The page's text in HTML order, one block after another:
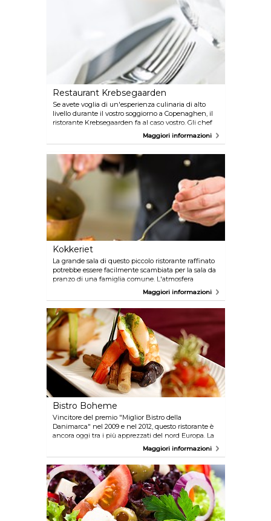
Restaurant Krebsegaarden
Se avete voglia di un'esperienza culinaria di alto
livello durante il vostro soggiorno a Copenaghen, il
ristorante Krebsegaarden fa al caso vostro. Gli chef
portano l'arte nel cibo che preparano, mentre
l'arredamento raffinato ben si allinea con le
dal locale. La qualità del cibo e del servizio è,
naturalmente, superba.
Maggiori informazioni
Kokkeriet
La grande sala di questo piccolo ristorante raffinato
potrebbe essere facilmente scambiata per la sala da
pranzo di una famiglia comune. L'atmosfera
familiare e calorosa nulla toglie al servizio
impeccabile e all'alta qualità del cibo servito: il
ristorante è all'altezza della stella Michelin. Le
porzioni sono molto moderate, ma compensate dal
numero di portate - fino a 14 alla volta.
Maggiori informazioni
Bistro Boheme
Vincitore del premio "Miglior Bistro della
Danimarca" nel 2009 e nel 2012, questo ristorante è
ancora oggi tra i più apprezzati del nord Europa. La
cucina francese è offerta in un ambiente del tutto
simile ad un accogliente bistro parigino.
Maggiori informazioni